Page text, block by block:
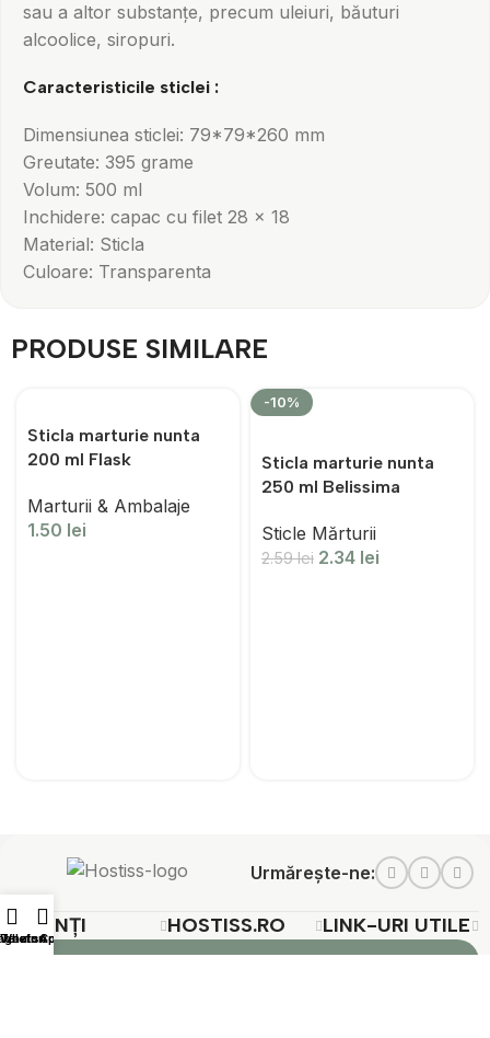
sau a altor substanțe, precum uleiuri, băuturi
alcoolice, siropuri.
Caracteristicile sticlei :
Dimensiunea sticlei: 79*79*260 mm
Greutate: 395 grame
Volum: 500 ml
Inchidere: capac cu filet 28 x 18
Material: Sticla
Culoare: Transparenta
PRODUSE SIMILARE
Sticla marturie nunta
200 ml Flask
Marturii & Ambalaje
1.50 lei
-10%
Sticla marturie nunta
250 ml Belissima
Sticle Mărturii
2.59lei 2.34 lei
Urmărește-ne:
CLIENȚI HOSTISS.RO LINK-URI UTILE
Telefon
WhatsApp
Coș